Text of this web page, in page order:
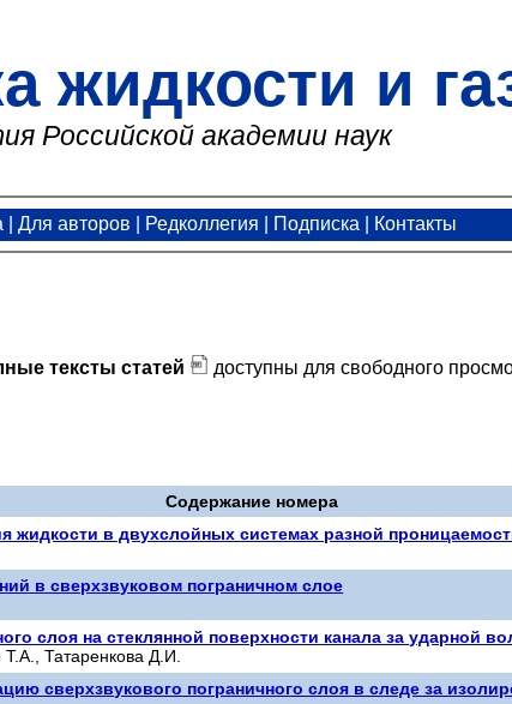
жидкости и
Российской академии наук
Для авторов Редколлегия Подписка Контакты
тексты статей
доступны для свободного
Содержание номера
жидкости в двухслойных системах разной
в сверхзвуковом пограничном слое
слоя на стеклянной поверхности канала за ударной
Татаренкова Д.И.
сверхзвукового пограничного слоя в следе за